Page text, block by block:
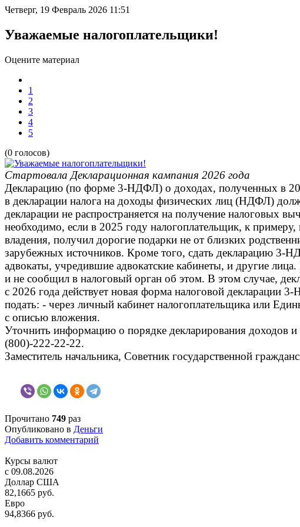
Четверг, 19 Февраль 2026 11:51
Уважаемые налогоплательщики!
Оцените материал
1
2
3
4
5
(0 голосов)
Стартовала Декларационная кампания 2026 года
Декларацию (по форме 3-НДФЛ) о доходах, полученных в
в декларации налога на доходы физических лиц (НДФЛ)
декларации не распространяется на получение налоговых
необходимо, если в 2025 году налогоплательщик, к
владения, получил дорогие подарки не от близких
зарубежных источников. Кроме того, сдать декларацию 3-
адвокаты, учредившие адвокатские кабинеты, и другие
и не сообщил в налоговый орган об этом. В этом случае,
с 2026 года действует новая форма налоговой
подать: - через личный кабинет налогоплательщика или
с описью вложения.
Уточнить информацию о порядке декларирования доходов
(800)-222-22-22.
Заместитель начальника, Советник государственной
Прочитано 749 раз
Опубликовано в Деньги
Добавить комментарий
Курсы валют
c 09.08.2026
Доллар США
82,1665 руб.
Евро
94,8366 руб.